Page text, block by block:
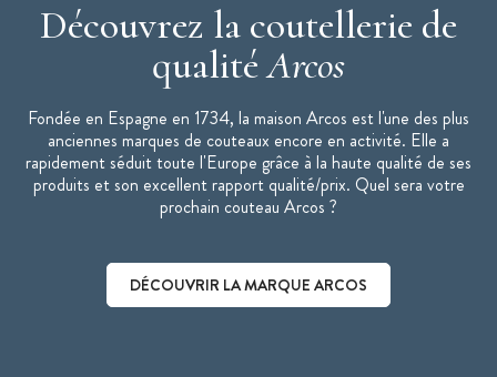
Découvrez la coutellerie de
qualitéArcos
Fondée en Espagne en 1734, la maison Arcos est l'une des plus
anciennes marques de couteaux encore en activité. Elle a
rapidement séduit toute l'Europe grâce à la haute qualité de ses
produits et son excellent rapport qualité/prix. Quel sera votre
prochain couteau Arcos ?
DÉCOUVRIR LA MARQUE ARCOS